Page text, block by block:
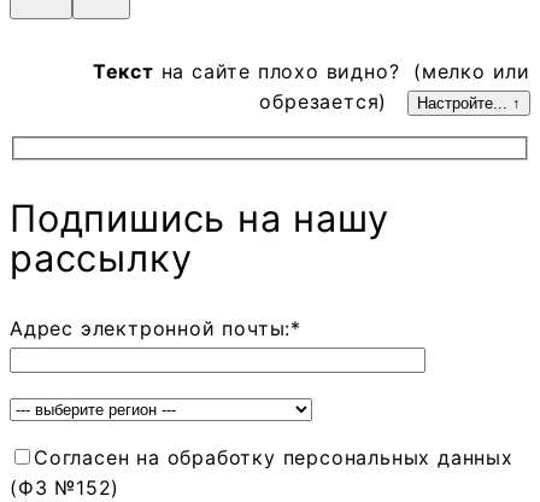
Текст на сайте плохо видно? (мелко или
обрезается)
Настройте... ↑
Подпишись на нашу
рассылку
Адрес электронной почты:*
Согласен на обработку персональных данных
(ФЗ №152)